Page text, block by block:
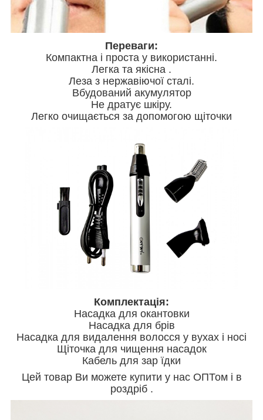
Переваги:
Компактна і проста у використанні.
Легка та якісна .
Леза з нержавіючої сталі.
Вбудований акумулятор
Не дратує шкіру.
Легко очищається за допомогою щіточки
Комплектація:
Насадка для окантовки
Насадка для брів
Насадка для видалення волосся у вухах і носі
Щіточка для чищення насадок
Кабель для зар їдки
Цей товар Ви можете купити у нас ОПТом і в
роздріб .